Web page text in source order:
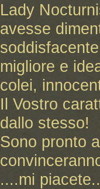
Lady
avesse
migliore e
colei,
Il Vostro
dallo stesso!
Sono pronto
....mi